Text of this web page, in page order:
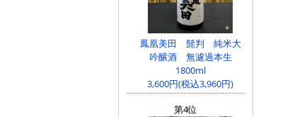
鳳凰美田 髭判 純米大
吟醸酒 無濾過本生
1800ml
3,600円(税込3,960円)
第4位